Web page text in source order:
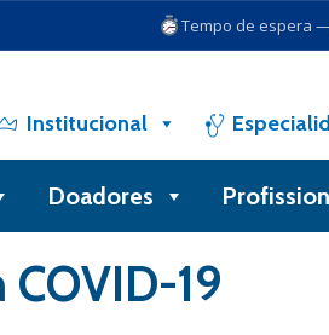
Tempo de espera
Institucional
Doadores
19